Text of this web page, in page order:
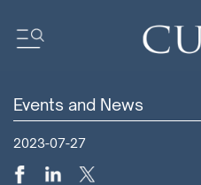
我们的影
Events and News
2023-07-27